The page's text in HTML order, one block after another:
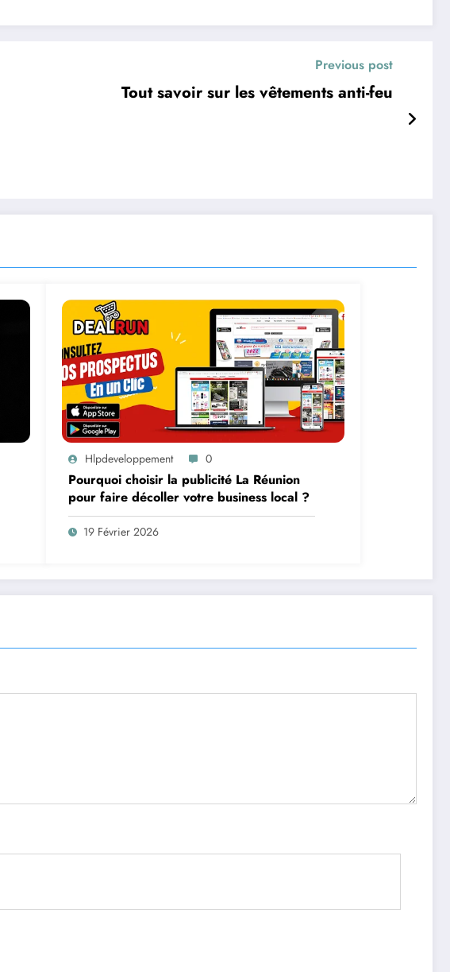
Previous post
Tout savoir sur les vêtements anti-feu
Hlpdeveloppement 0
Pourquoi choisir la publicité La Réunion
pour faire décoller votre business local ?
19 Février 2026